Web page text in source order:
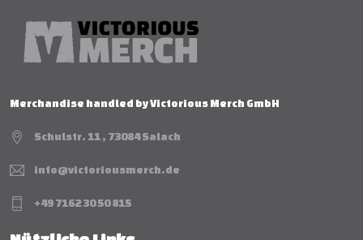
Merchandise handled by Victorious Merch GmbH
Schulstr. 11 , 73084 Salach
info@victoriousmerch.de
+49 7162 30 50 815